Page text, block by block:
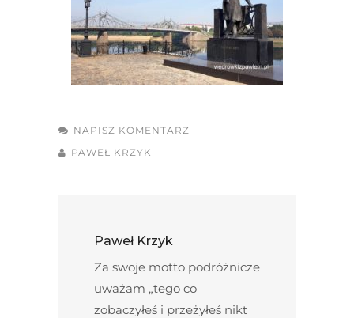
NAPISZ KOMENTARZ
PAWEŁ KRZYK
Paweł Krzyk
Za swoje motto podróżnicze
uważam „tego co
zobaczyłeś i przeżyłeś nikt